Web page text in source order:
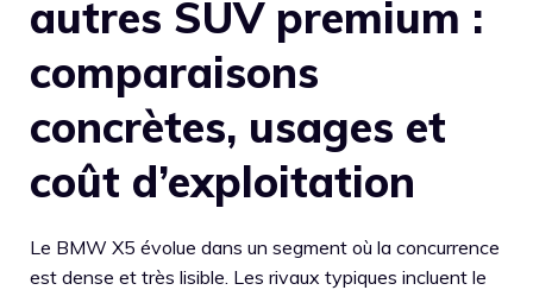
autres SUV premium :
comparaisons
concrètes, usages et
coût d’exploitation
Le BMW X5 évolue dans un segment où la concurrence
est dense et très lisible. Les rivaux typiques incluent le